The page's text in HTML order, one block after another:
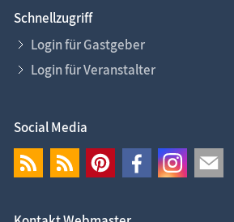
Schnellzugriff
Login für Gastgeber
Login für Veranstalter
Social Media